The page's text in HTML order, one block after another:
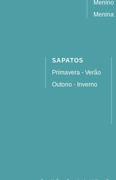
Menino
Menina
SAPATOS
Primavera - Verão
Outono - Inverno